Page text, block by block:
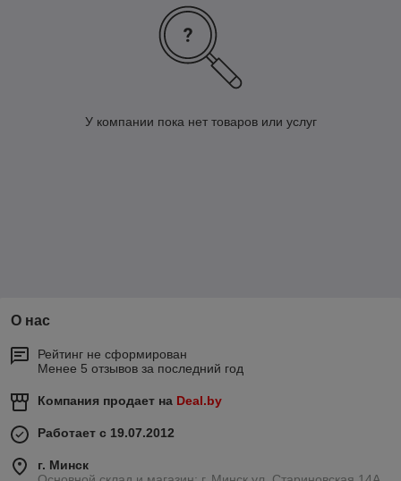
У компании пока нет товаров или услуг
О нас
Рейтинг не сформирован
Менее 5 отзывов за последний год
Компания продает на Deal.by
Работает с 19.07.2012
г. Минск